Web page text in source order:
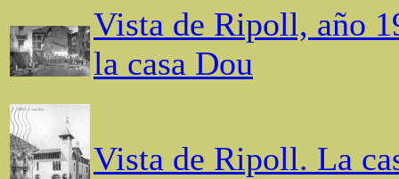
Vista de Ripoll, año
la casa Dou
Vista de Ripoll. La